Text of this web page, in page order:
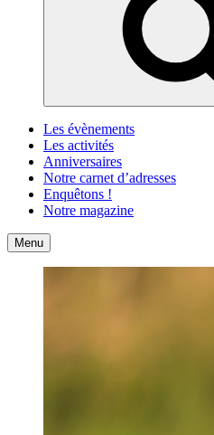
Les évènements
Les activités
Anniversaires
Notre carnet d’adresses
Enquêtons !
Notre magazine
Accueil
Menu Contact